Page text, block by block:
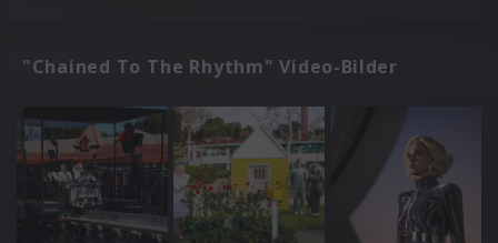
"Chained To The Rhythm" Video-Bilder